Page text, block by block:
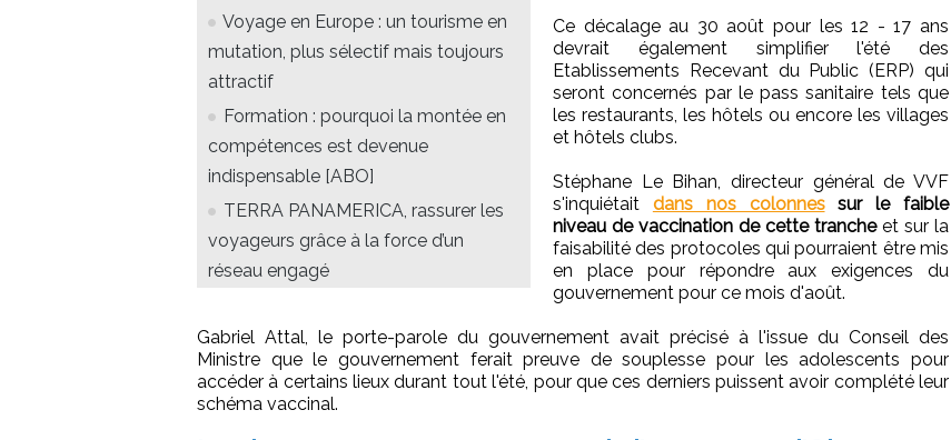
Voyage en Europe : un tourisme en
mutation, plus sélectif mais toujours
attractif
Formation : pourquoi la montée en
compétences est devenue
indispensable [ABO]
TERRA PANAMERICA, rassurer les
voyageurs grâce à la force d’un
réseau engagé
Ce décalage au 30 août pour les 12 - 17 ans
devrait également simplifier l'été des
Etablissements Recevant du Public (ERP) qui
seront concernés par le pass sanitaire tels que
les restaurants, les hôtels ou encore les villages
et hôtels clubs.
Stéphane Le Bihan, directeur général de VVF
s'inquiétait dans nos colonnes
sur le faible
niveau de vaccination de cette trancheet sur la
faisabilité des protocoles qui pourraient être mis
en place pour répondre aux exigences du
gouvernement pour ce mois d'août.
Gabriel Attal, le porte-parole du gouvernement avait précisé à l'issue du Conseil des
Ministre que le gouvernement ferait preuve de souplesse pour les adolescents pour
accéder à certains lieux durant tout l'été, pour que ces derniers puissent avoir complété leur
schéma vaccinal.